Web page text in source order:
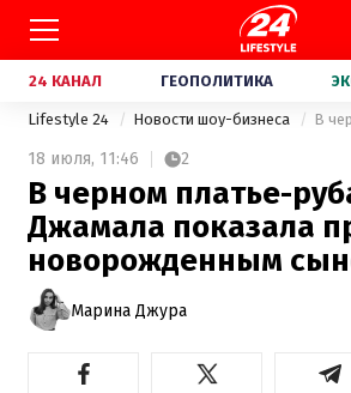
24 КАНАЛ ГЕОПОЛИТИКА
Lifestyle 24 Новости шоу-бизнеса
18 июля, 11:46 2
В черном платье-
Джамала показала
новорожденным
Марина Джура